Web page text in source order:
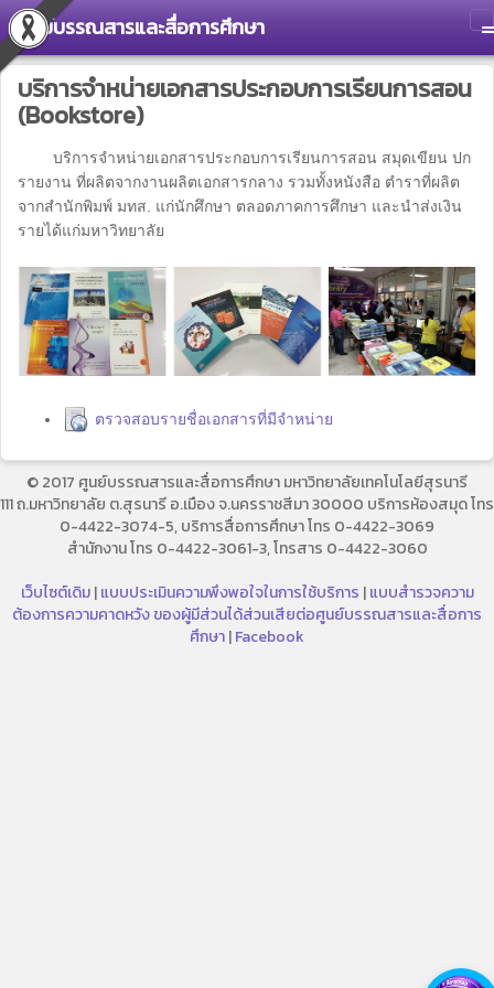
ศูนย์บรรณสารและสื่อการศึกษา
บริการจำหน่ายเอกสารประกอบการเรียนการสอน
(Bookstore)
บริการจำหน่ายเอกสารประกอบการเรียนการสอน สมุดเขียน ปก
รายงาน ที่ผลิตจากงานผลิตเอกสารกลาง รวมทั้งหนังสือ ตำราที่ผลิต
จากสำนักพิมพ์ มทส. แก่นักศึกษา ตลอดภาคการศึกษา และนำส่งเงิน
รายได้แก่มหาวิทยาลัย
ตรวจสอบรายชื่อเอกสารที่มีจำหน่าย
© 2017 ศูนย์บรรณสารและสื่อการศึกษา มหาวิทยาลัยเทคโนโลยีสุรนารี
111 ถ.มหาวิทยาลัย ต.สุรนารี อ.เมือง จ.นครราชสีมา 30000 บริการห้องสมุด โทร
0-4422-3074-5, บริการสื่อการศึกษา โทร 0-4422-3069
สำนักงาน โทร 0-4422-3061-3, โทรสาร 0-4422-3060
เว็บไซต์เดิม|แบบประเมินความพึงพอใจในการใช้บริการ |แบบสำรวจความ
ต้องการความคาดหวัง ของผู้มีส่วนได้ส่วนเสียต่อศูนย์บรรณสารและสื่อการ
ศึกษา|Facebook